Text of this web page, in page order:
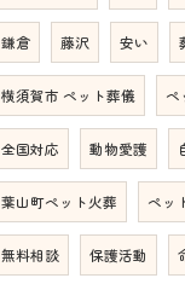
鎌倉 藤沢 安い
横須賀市 ペット葬儀 ペ
全国対応 動物愛護
葉山町ペット火葬 ペッ
無料相談 保護活動